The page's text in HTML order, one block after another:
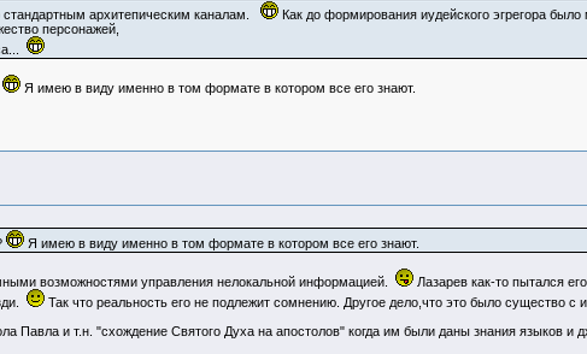
стандартным архитепическим каналам.
Как до формирования иудейского эгрегора
персонажей,
Я имею в виду именно в том формате в котором все его знают.
Я имею в виду именно в том формате в котором все его знают.
возможностями управления нелокальной информацией.
Лазарев как-то пытался
Так что реальность его не подлежит сомнению. Другое дело,что это было существо с
Павла и т.н. "схождение Святого Духа на апостолов" когда им были даны знания языков и